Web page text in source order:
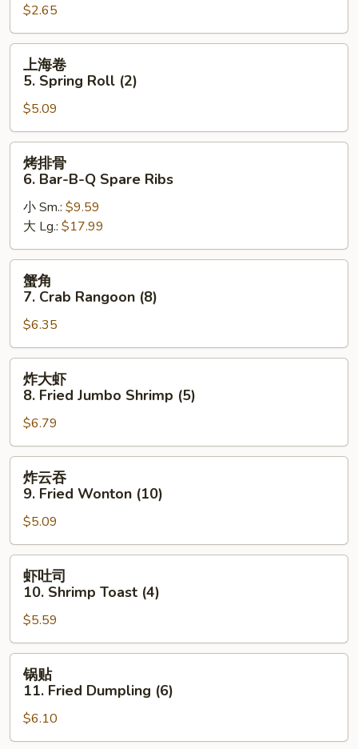
Roll
Shrimp
Egg
Roll
(1)
$2.65
Spring
Roll
(2)
上海卷
5. Spring Roll (2)
$5.09
Bar-
B-
Q
Spare
Ribs
烤排骨
6. Bar-B-Q Spare Ribs
小 Sm.: $9.59
大 Lg.: $17.99
Crab
Rangoon
(8)
蟹角
7. Crab Rangoon (8)
$6.35
Fried
Jumbo
Shrimp
(5)
炸大虾
8. Fried Jumbo Shrimp (5)
$6.79
Fried
Wonton
(10)
炸云吞
9. Fried Wonton (10)
$5.09
10.
Shrimp
Toast
(4)
虾吐司
10. Shrimp Toast (4)
$5.59
11.
Fried
Dumpling
锅贴
11. Fried Dumpling (6)
$6.10